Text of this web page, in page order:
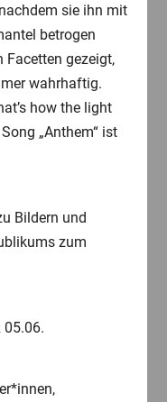
sie ihn mit
betrogen
Facetten gezeigt,
wahrhaftig.
how the light
„Anthem“ ist
Bildern und
zum
05.06.